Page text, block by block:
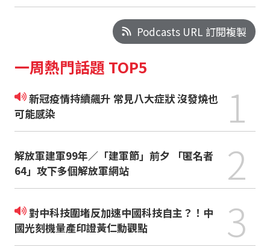
Podcasts URL 訂閱複製
一周熱門話題 TOP5
新冠疫情持續飆升 常見八大症狀 沒發燒也
可能感染
1
解放軍建軍99年／「建軍節」前夕 「匿名者
64」攻下多個解放軍網站
2
對中科技圍堵反加速中國科技自主？！中
國光刻機量產印證黃仁勳觀點
3